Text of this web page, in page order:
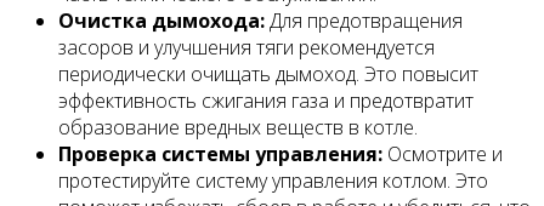
Очистка дымохода:Для предотвращения
засоров и улучшения тяги рекомендуется
периодически очищать дымоход. Это повысит
эффективность сжигания газа и предотвратит
образование вредных веществ в котле.
Проверка системы управления: Осмотрите и
протестируйте систему управления котлом. Это